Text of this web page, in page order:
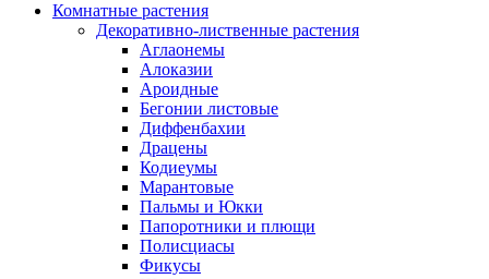
Комнатные растения
Декоративно-лиственные растения
Аглаонемы
Алоказии
Ароидные
Бегонии листовые
Диффенбахии
Драцены
Кодиеумы
Марантовые
Пальмы и Юкки
Папоротники и плющи
Полисциасы
Фикусы